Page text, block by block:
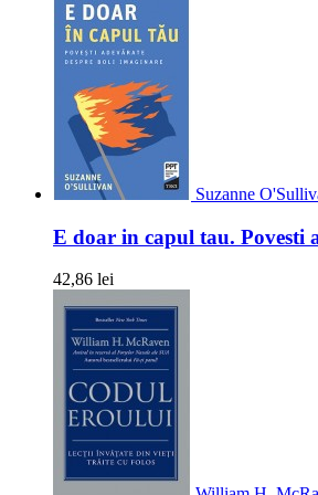
Suzanne
E doar in capul tau. Povesti
42,86 lei